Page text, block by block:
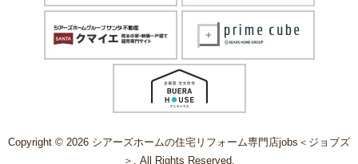
Copyright © 2026 シアーズホームの住宅リフォーム専門店jobs＜ジョブズ
＞. All Rights Reserved.